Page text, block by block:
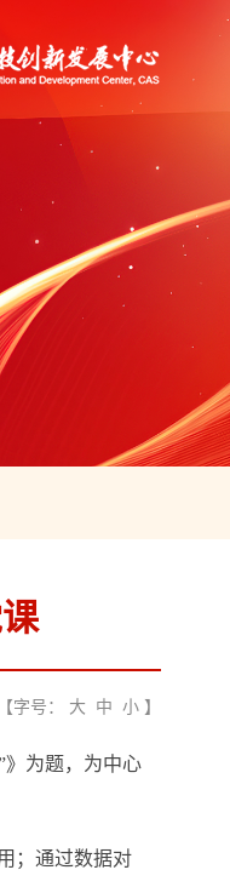
【字号： 大 中 小 】
为题，为中心
；通过数据对